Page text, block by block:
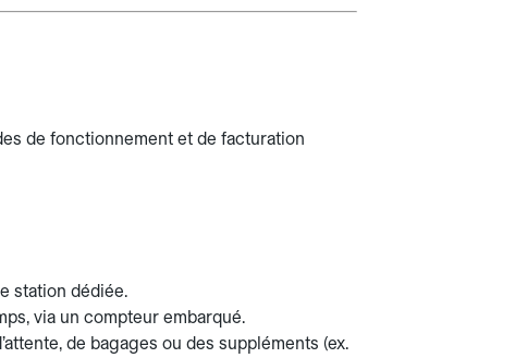
de fonctionnement et de facturation
station dédiée.
via un compteur embarqué.
de bagages ou des suppléments (ex.